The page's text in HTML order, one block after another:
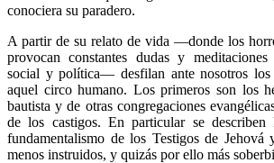
conociera su paradero.
A partir de su relato de vida —donde los
provocan constantes dudas y
social y política— desfilan ante nosotros los
aquel circo humano. Los primeros son los
bautista y de otras congregaciones
de los castigos. En particular se describen
fundamentalismo de los Testigos de Jehová
menos instruidos, y quizás por ello más